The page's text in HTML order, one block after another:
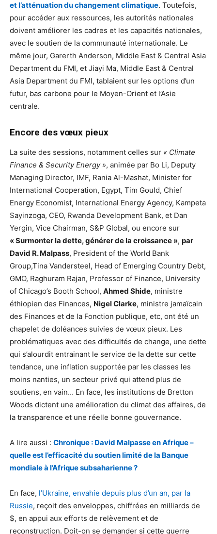
et l’atténuation du changement climatique. Toutefois,
pour accéder aux ressources, les autorités nationales
doivent améliorer les cadres et les capacités nationales,
avec le soutien de la communauté internationale. Le
même jour, Garerth Anderson, Middle East & Central Asia
Department du FMI, et Jiayi Ma, Middle East & Central
Asia Department du FMI, tablaient sur les options d’un
futur, bas carbone pour le Moyen-Orient et l’Asie
centrale.
Encore des vœux pieux
La suite des sessions, notamment celles sur « Climate
Finance & Security Energy », animée par Bo Li, Deputy
Managing Director, IMF, Rania Al-Mashat, Minister for
International Cooperation, Egypt, Tim Gould, Chief
Energy Economist, International Energy Agency, Kampeta
Sayinzoga, CEO, Rwanda Development Bank, et Dan
Yergin, Vice Chairman, S&P Global, ou encore sur
« Surmonter la dette, générer de la croissance », par
David R. Malpass, President of the World Bank
Group,Tina Vandersteel, Head of Emerging Country Debt,
GMO, Raghuram Rajan, Professor of Finance, University
of Chicago’s Booth School, Ahmed Shide, ministre
éthiopien des Finances, Nigel Clarke, ministre jamaïcain
des Finances et de la Fonction publique, etc, ont été un
chapelet de doléances suivies de vœux pieux. Les
problématiques avec des difficultés de change, une dette
qui s’alourdit entrainant le service de la dette sur cette
tendance, une inflation supportée par les classes les
moins nanties, un secteur privé qui attend plus de
soutiens, en vain… En face, les institutions de Bretton
Woods dictent une amélioration du climat des affaires, de
la transparence et une réelle bonne gouvernance.
A lire aussi : Chronique : David Malpasse en Afrique –
quelle est l’efficacité du soutien limité de la Banque
mondiale à l’Afrique subsaharienne ?
En face, l’Ukraine, envahie depuis plus d’un an, par la
Russie, reçoit des enveloppes, chiffrées en milliards de
$, en appui aux efforts de relèvement et de
reconstruction. Doit-on se demander si cette guerre